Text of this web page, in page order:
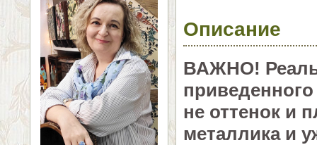
Описание
ВАЖНО!
не оттенок и
металлика и